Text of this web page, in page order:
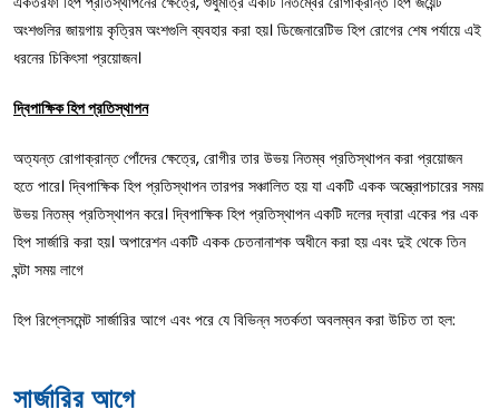
অংশগুলির জায়গায় কৃত্রিম অংশগুলি ব্যবহার করা হয়। ডিজেনারেটিভ হিপ রোগের শেষ পর্যায়ে এই
ধরনের চিকিৎসা প্রয়োজন।
দ্বিপাক্ষিক হিপ প্রতিস্থাপন
অত্যন্ত রোগাক্রান্ত পোঁদের ক্ষেত্রে, রোগীর তার উভয় নিতম্ব প্রতিস্থাপন করা প্রয়োজন
হতে পারে। দ্বিপাক্ষিক হিপ প্রতিস্থাপন তারপর সঞ্চালিত হয় যা একটি একক অস্ত্রোপচারের সময়
উভয় নিতম্ব প্রতিস্থাপন করে। দ্বিপাক্ষিক হিপ প্রতিস্থাপন একটি দলের দ্বারা একের পর এক
হিপ সার্জারি করা হয়। অপারেশন একটি একক চেতনানাশক অধীনে করা হয় এবং দুই থেকে তিন
ঘন্টা সময় লাগে
হিপ রিপ্লেসমেন্ট সার্জারির আগে এবং পরে যে বিভিন্ন সতর্কতা অবলম্বন করা উচিত তা হল:
সার্জারির আগে